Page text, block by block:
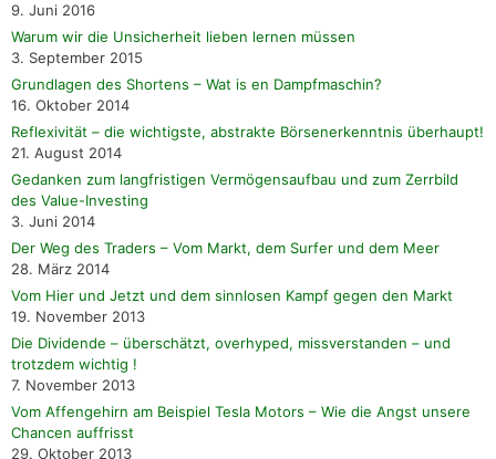
9. Juni 2016
Warum wir die Unsicherheit lieben lernen müssen
3. September 2015
Grundlagen des Shortens – Wat is en Dampfmaschin?
16. Oktober 2014
Reflexivität – die wichtigste, abstrakte Börsenerkenntnis überhaupt!
21. August 2014
Gedanken zum langfristigen Vermögensaufbau und zum Zerrbild
des Value-Investing
3. Juni 2014
Der Weg des Traders – Vom Markt, dem Surfer und dem Meer
28. März 2014
Vom Hier und Jetzt und dem sinnlosen Kampf gegen den Markt
19. November 2013
Die Dividende – überschätzt, overhyped, missverstanden – und
trotzdem wichtig !
7. November 2013
Vom Affengehirn am Beispiel Tesla Motors – Wie die Angst unsere
Chancen auffrisst
29. Oktober 2013